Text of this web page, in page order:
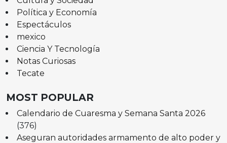
Política y Economía
Espectáculos
mexico
Ciencia Y Tecnología
Notas Curiosas
Tecate
MOST POPULAR
Calendario de Cuaresma y Semana Santa 2026
(376)
Aseguran autoridades armamento de alto poder y